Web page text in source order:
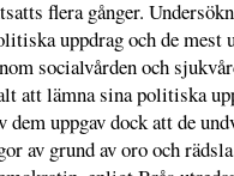
flera gånger.
uppdrag och de mest
socialvården och
att lämna sina politiska
dem uppgav dock att de
av grund av oro och